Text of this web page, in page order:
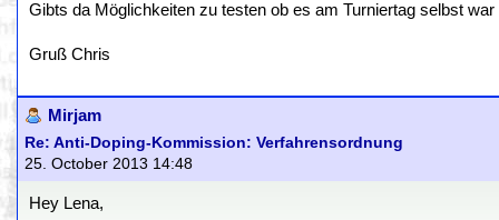
Gibts da Möglichkeiten zu testen ob es am Turniertag selbst war
Gruß Chris
Mirjam
Re: Anti-Doping-Kommission: Verfahrensordnung
25. October 2013 14:48
Hey Lena,